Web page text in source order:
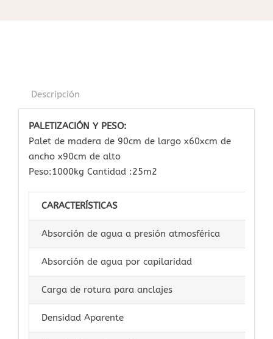
Descripción
PALETIZACIÓN Y PESO:
Palet de madera de 90cm de largo x60xcm de
ancho x90cm de alto
Peso:1000kg Cantidad :25m2
CARACTERÍSTICAS
Absorción de agua a presión atmosférica
Absorción de agua por capilaridad
Carga de rotura para anclajes
Densidad Aparente